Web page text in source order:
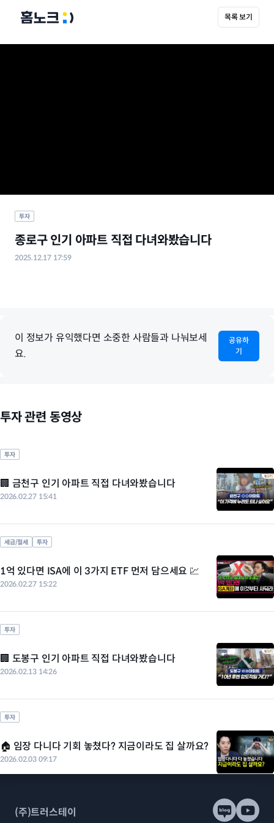
목록 보기
투자
종로구 인기 아파트 직접 다녀와봤습니다
2025.12.17 17:59
이 정보가 유익했다면 소중한 사람들과 나눠보세
요.
공유하
기
투자 관련 동영상
투자
🏢 금천구 인기 아파트 직접 다녀와봤습니다
2026.02.27 15:41
세금/절세 투자
1억 있다면 ISA에 이 3가지 ETF 먼저 담으세요 💹
2026.02.27 15:22
투자
🏢 도봉구 인기 아파트 직접 다녀와봤습니다
2026.02.13 14:26
투자
🏠 임장 다니다 기회 놓쳤다? 지금이라도 집 살까요?
2026.02.03 09:17
(주)트러스테이